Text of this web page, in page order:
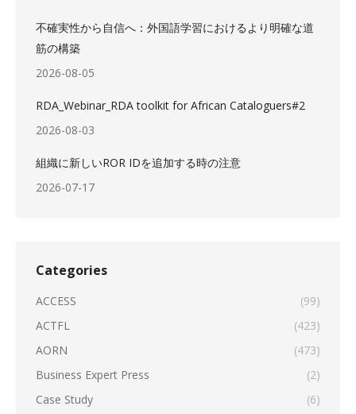
不確実性から自信へ：外国語学習におけるより明確な道
筋の構築
2026-08-05
RDA_Webinar_RDA toolkit for African Cataloguers#2
2026-08-03
組織に新しいROR IDを追加する時の注意
2026-07-17
Categories
ACCESS
(99)
ACTFL
(423)
AORN
(473)
Business Expert Press
(2)
Case Study
(6)